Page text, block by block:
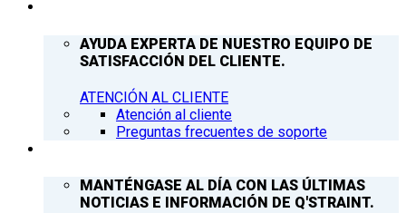
AYUDA EXPERTA DE NUESTRO EQUIPO DE
SATISFACCIÓN DEL CLIENTE.
ATENCIÓN AL CLIENTE
Atención al cliente
Preguntas frecuentes de soporte
MANTÉNGASE AL DÍA CON LAS ÚLTIMAS
NOTICIAS E INFORMACIÓN DE Q'STRAINT.